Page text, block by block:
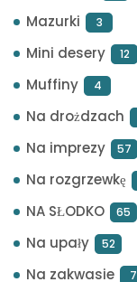
Mazurki 3
Mini desery 12
Muffiny 4
Na drożdzach
Na imprezy 57
Na rozgrzewkę
NA SŁODKO 65
Na upały 52
Na zakwasie 7